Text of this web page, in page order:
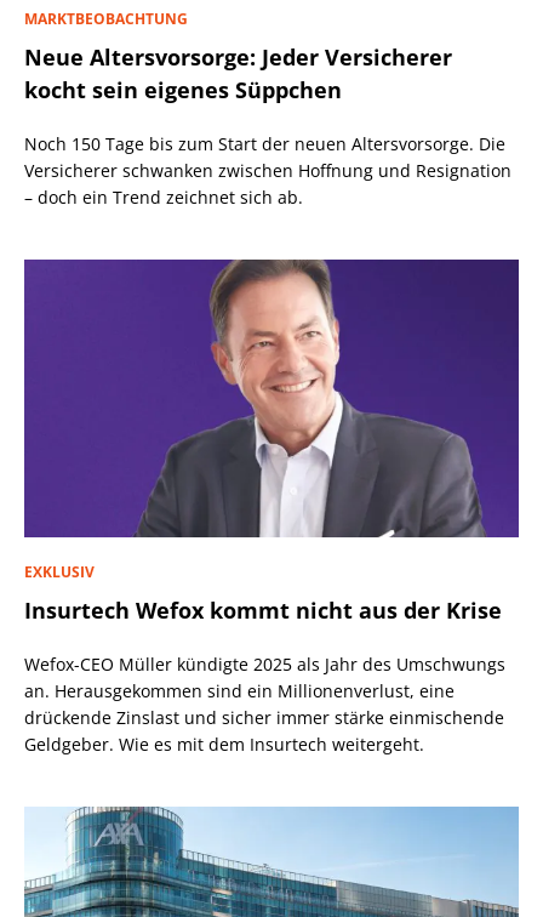
MARKTBEOBACHTUNG
Neue Altersvorsorge: Jeder Versicherer
kocht sein eigenes Süppchen
Noch 150 Tage bis zum Start der neuen Altersvorsorge. Die
Versicherer schwanken zwischen Hoffnung und Resignation
– doch ein Trend zeichnet sich ab.
EXKLUSIV
Insurtech Wefox kommt nicht aus der Krise
Wefox-CEO Müller kündigte 2025 als Jahr des Umschwungs
an. Herausgekommen sind ein Millionenverlust, eine
drückende Zinslast und sicher immer stärke einmischende
Geldgeber. Wie es mit dem Insurtech weitergeht.